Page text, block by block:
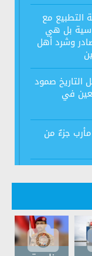
التطبيع مع
بل هي
وشرد أهل
صمود
في
جزءٌ من
اعتراضات
بالإجراءات
الثغرات